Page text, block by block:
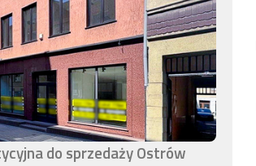
do sprzedaży Ostrów